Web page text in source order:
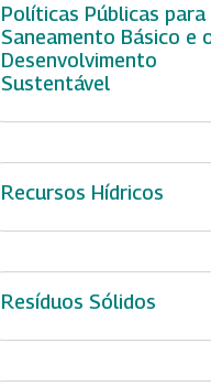
Políticas Públicas para
Saneamento Básico e
Desenvolvimento
Sustentável
Recursos Hídricos
Resíduos Sólidos